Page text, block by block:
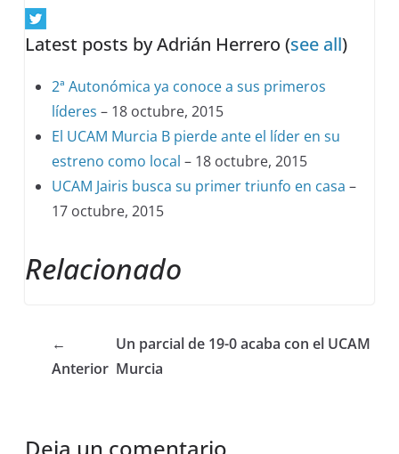
Latest posts by Adrián Herrero(see all)
2ª Autonómica ya conoce a sus primeros
líderes – 18 octubre, 2015
El UCAM Murcia B pierde ante el líder en su
estreno como local – 18 octubre, 2015
UCAM Jairis busca su primer triunfo en casa –
17 octubre, 2015
Relacionado
←
Anterior
Un parcial de 19-0 acaba con el UCAM
Murcia
Deja un comentario